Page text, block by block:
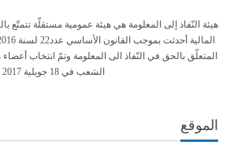
هيئة النّفاذ إلى المعلومة هي هيئة عمومية مستقلّة تتمتّع
المتعلّق بالحق في النّفاذ الى المعلومة وتمّ انتخاب
الشعب في 18 جويلية 2017
الموقع